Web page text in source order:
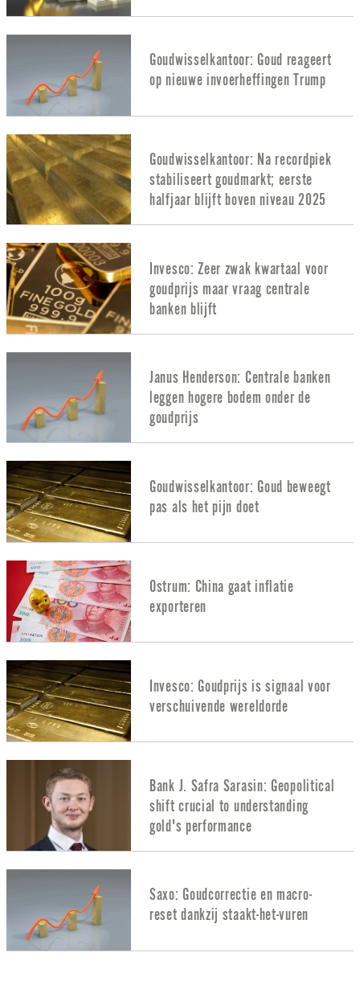
Goudwisselkantoor: Goud reageert
op nieuwe invoerheffingen Trump
Goudwisselkantoor: Na recordpiek
stabiliseert goudmarkt; eerste
halfjaar blijft boven niveau 2025
Invesco: Zeer zwak kwartaal voor
goudprijs maar vraag centrale
banken blijft
Janus Henderson: Centrale banken
leggen hogere bodem onder de
goudprijs
Goudwisselkantoor: Goud beweegt
pas als het pijn doet
Ostrum: China gaat inflatie
exporteren
Invesco: Goudprijs is signaal voor
verschuivende wereldorde
Bank J. Safra Sarasin: Geopolitical
shift crucial to understanding
gold's performance
Saxo: Goudcorrectie en macro-
reset dankzij staakt-het-vuren